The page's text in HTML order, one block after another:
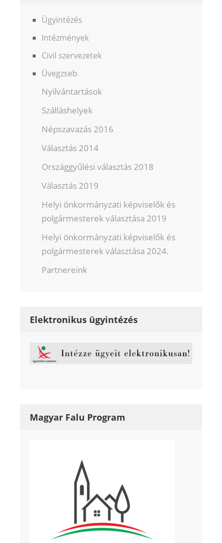
Ügyintézés
Intézmények
Civil szervezetek
Üvegzseb
Nyilvántartások
Szálláshelyek
Népszavazás 2016
Választás 2014
Országgyűlési választás 2018
Választás 2019
Helyi önkormányzati képviselők és
polgármesterek választása 2019
Helyi önkormányzati képviselők és
polgármesterek választása 2024.
Partnereink
Elektronikus ügyintézés
Magyar Falu Program